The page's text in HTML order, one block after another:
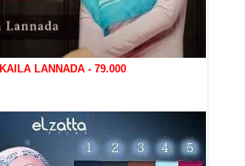
KAILA LANNADA - 79.000